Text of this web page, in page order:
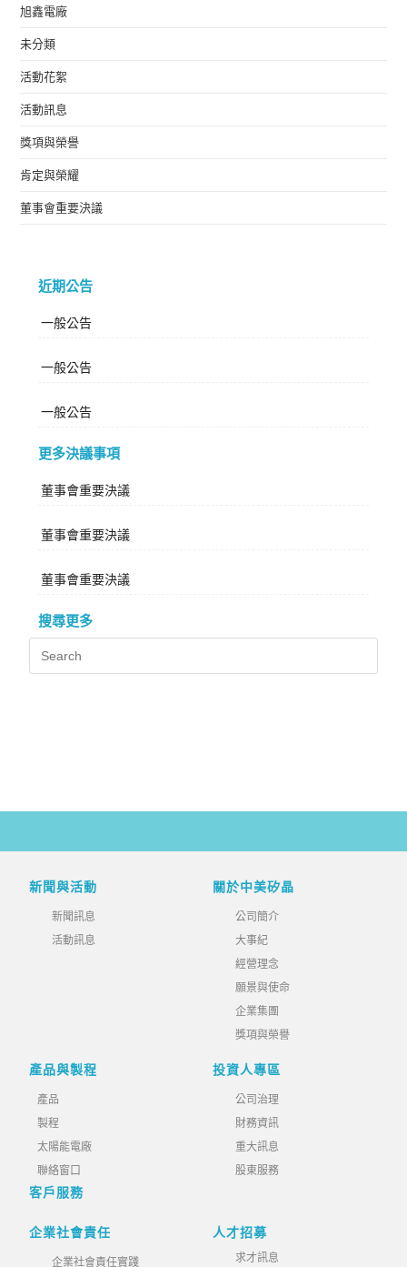
旭鑫電廠
未分類
活動花絮
活動訊息
獎項與榮譽
肯定與榮耀
董事會重要決議
近期公告
一般公告
一般公告
一般公告
更多決議事項
董事會重要決議
董事會重要決議
董事會重要決議
搜尋更多
新聞與活動
新聞訊息
活動訊息
關於中美矽晶
公司簡介
大事紀
經營理念
願景與使命
企業集團
獎項與榮譽
產品與製程
產品
製程
太陽能電廠
聯絡窗口
客戶服務
投資人專區
公司治理
財務資訊
重大訊息
股東服務
企業社會責任
企業社會責任實踐
人才招募
求才訊息